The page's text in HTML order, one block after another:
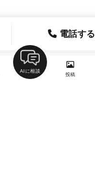
電話する
AIに相談
投稿